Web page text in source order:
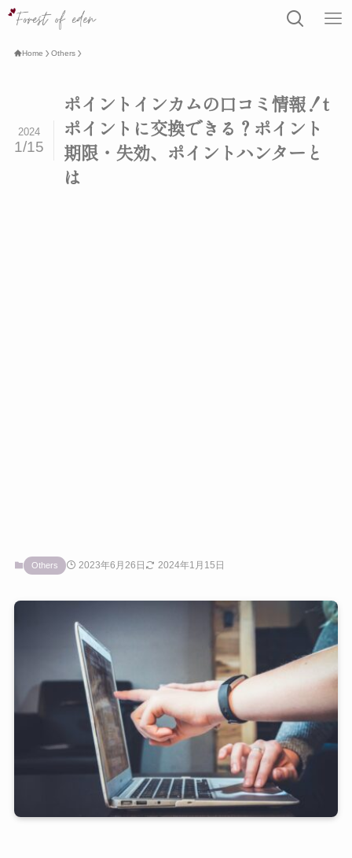
Home Others
ポイントインカムの口コミ情報！t
ポイントに交換できる？ポイント
期限・失効、ポイントハンターと
は
2024
1/15
Others 2023年6月26日 2024年1月15日